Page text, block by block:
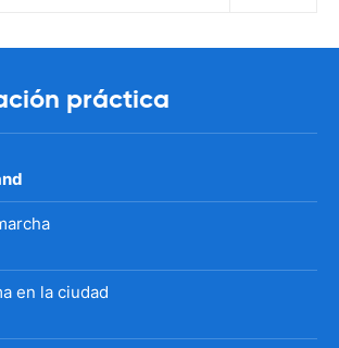
práctica
en la ciudad